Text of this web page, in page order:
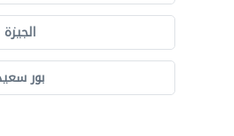
الجيزة
بور